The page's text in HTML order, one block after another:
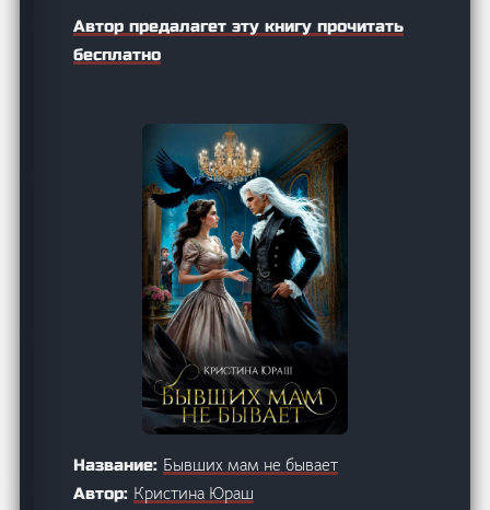
Автор предалагет эту книгу прочитать
бесплатно
Название: Бывших мам не бывает
Автор: Кристина Юраш